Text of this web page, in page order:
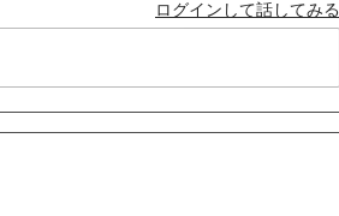
ログインして話してみる